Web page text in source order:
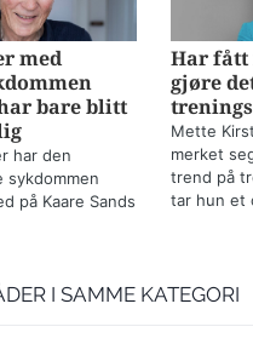
med
bare blitt
har den
sykdommen
på Kaare Sands
Har fått
gjøre
Mette
merket
trend på
tar hun et
I SAMME KATEGORI